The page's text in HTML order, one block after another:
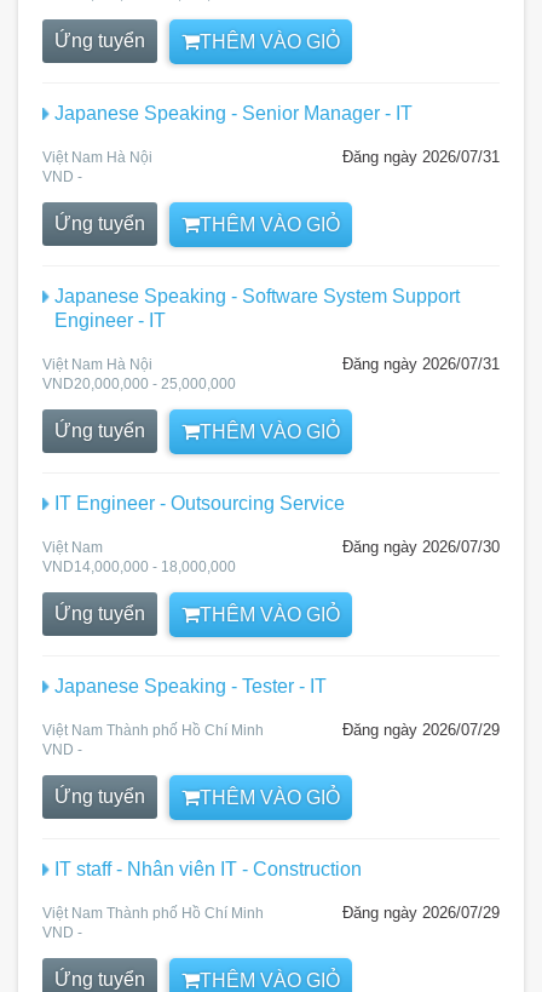
Ứng tuyển THÊM VÀO GIỎ
Japanese Speaking - Senior Manager - IT
Đăng ngày 2026/07/31
Việt Nam Hà Nội
VND -
Ứng tuyển THÊM VÀO GIỎ
Japanese Speaking - Software System Support
Engineer - IT
Đăng ngày 2026/07/31
Việt Nam Hà Nội
VND20,000,000 - 25,000,000
Ứng tuyển THÊM VÀO GIỎ
IT Engineer - Outsourcing Service
Đăng ngày 2026/07/30
Việt Nam
VND14,000,000 - 18,000,000
Ứng tuyển THÊM VÀO GIỎ
Japanese Speaking - Tester - IT
Đăng ngày 2026/07/29
Việt Nam Thành phố Hồ Chí Minh
VND -
Ứng tuyển THÊM VÀO GIỎ
IT staff - Nhân viên IT - Construction
Đăng ngày 2026/07/29
Việt Nam Thành phố Hồ Chí Minh
VND -
Ứng tuyển THÊM VÀO GIỎ